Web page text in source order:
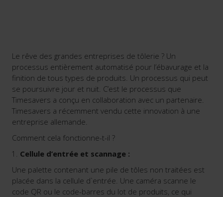
Le rêve des grandes entreprises de tôlerie ? Un
processus entièrement automatisé pour l’ébavurage et la
finition de tous types de produits. Un processus qui peut
se poursuivre jour et nuit. C’est le processus que
Timesavers a conçu en collaboration avec un partenaire.
Timesavers a récemment vendu cette innovation à une
entreprise allemande.
Comment cela fonctionne-t-il ?
Cellule d’entrée et scannage :
Une palette contenant une pile de tôles non traitées est
placée dans la cellule d`entrée. Une caméra scanne le
code QR ou le code-barres du lot de produits, ce qui